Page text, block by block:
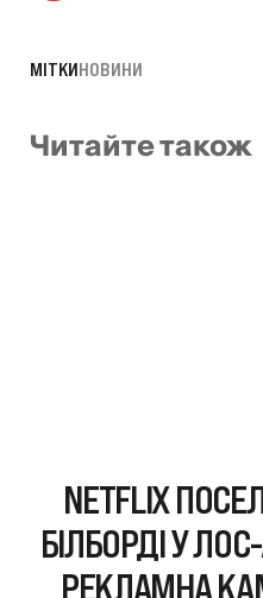
МІТКИНОВИНИ
Читайте також
NETFLIX
БІЛБОРДІ У
РЕКЛАМНА